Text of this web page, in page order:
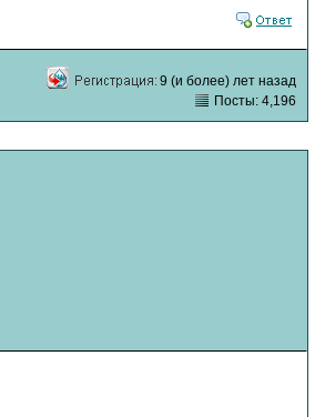
9 (и более) лет назад
Посты: 4,196